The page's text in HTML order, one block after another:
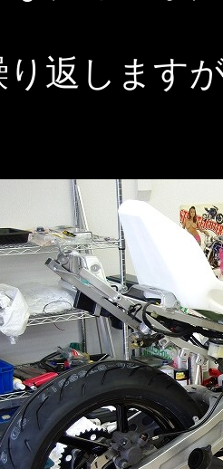
り返します